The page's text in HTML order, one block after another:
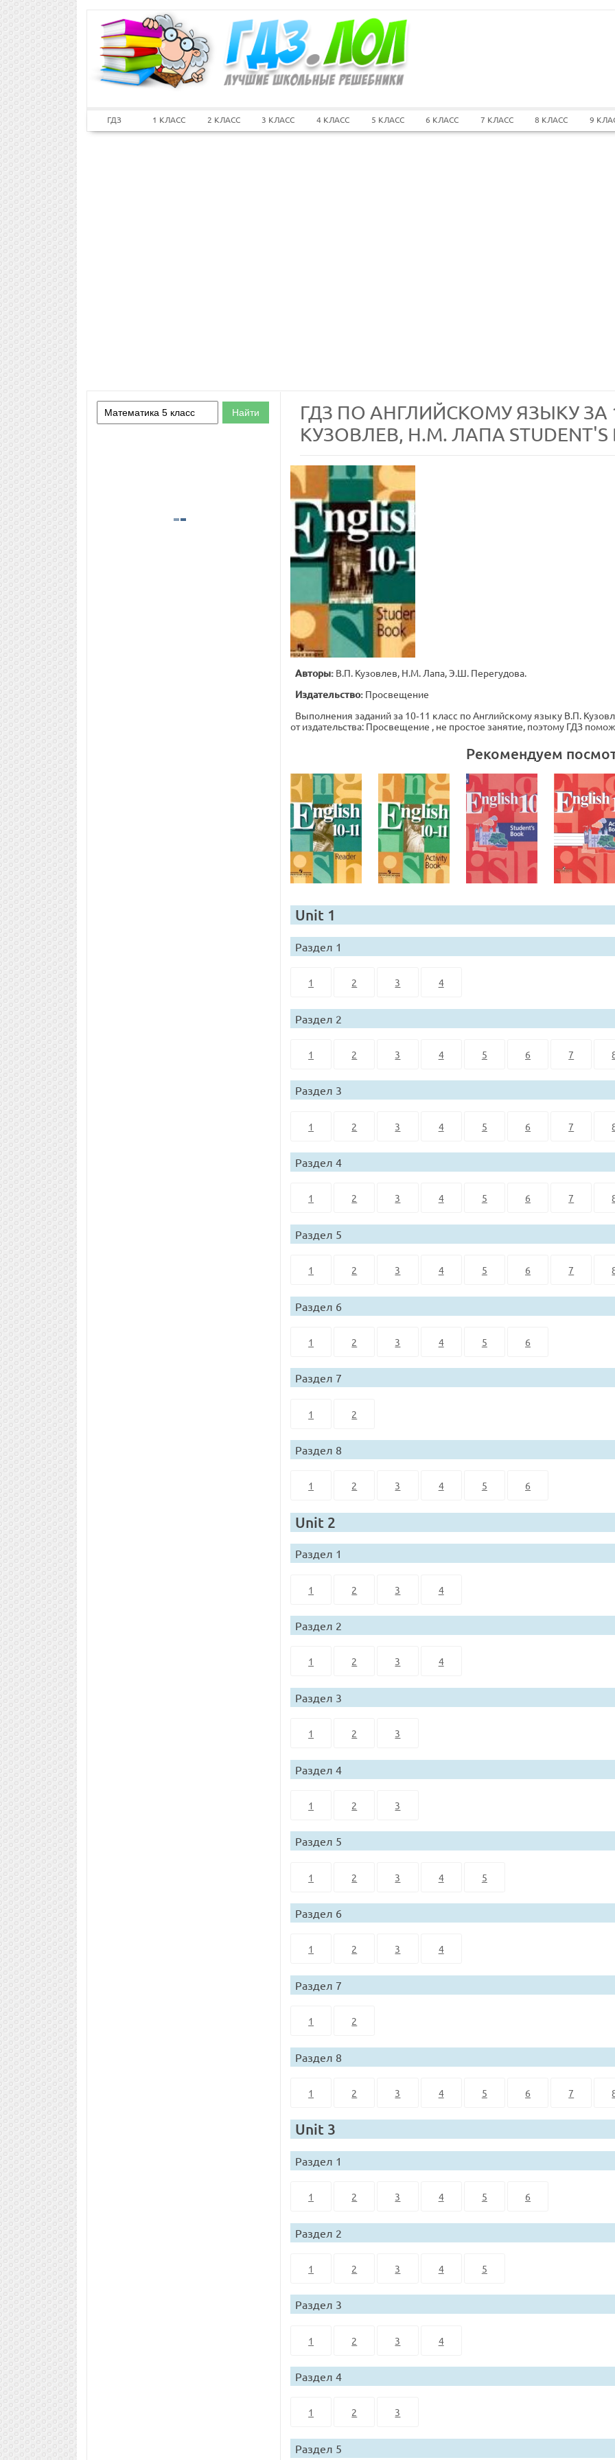
ГДЗ 1 КЛАСС 2 КЛАСС 3 КЛАСС 4 КЛАСС 5 КЛАСС 6 КЛАСС 7 КЛАСС 8 КЛАСС 9
ГДЗ ПО АНГЛИЙСКОМУ ЯЗЫКУ ЗА
КУЗОВЛЕВ, Н.М. ЛАПА STUDENT'S
Авторы: В.П. Кузовлев, Н.М. Лапа, Э.Ш. Перегудова.
Издательство: Просвещение
Выполнения заданий за 10‐11 класс по Английскому языку В.П.
от издательства: Просвещение , не простое занятие, поэтому ГДЗ
Рекомендуем
Unit 1
Раздел 1
1 2 3 4
Раздел 2
1 2 3 4 5 6 7
Раздел 3
1 2 3 4 5 6 7
Раздел 4
1 2 3 4 5 6 7
Раздел 5
1 2 3 4 5 6 7
Раздел 6
1 2 3 4 5 6
Раздел 7
1 2
Раздел 8
1 2 3 4 5 6
Unit 2
Раздел 1
1 2 3 4
Раздел 2
1 2 3 4
Раздел 3
1 2 3
Раздел 4
1 2 3
Раздел 5
1 2 3 4 5
Раздел 6
1 2 3 4
Раздел 7
1 2
Раздел 8
1 2 3 4 5 6 7
Unit 3
Раздел 1
1 2 3 4 5 6
Раздел 2
1 2 3 4 5
Раздел 3
1 2 3 4
Раздел 4
1 2 3
Раздел 5